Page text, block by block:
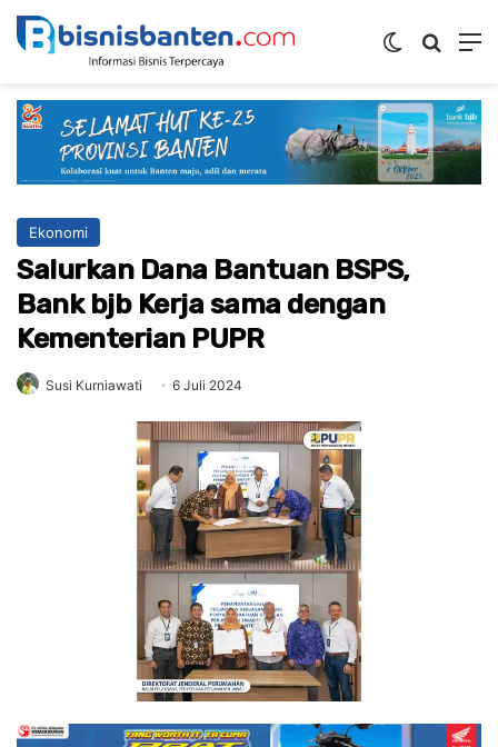
Switch skin
Ekonomi
Salurkan Dana Bantuan BSPS,
Bank bjb Kerja sama dengan
Kementerian PUPR
Susi Kurniawati 6 Juli 2024